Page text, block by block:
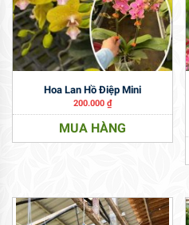
Hoa Lan Hồ Điệp Mini
200.000 ₫
MUA HÀNG